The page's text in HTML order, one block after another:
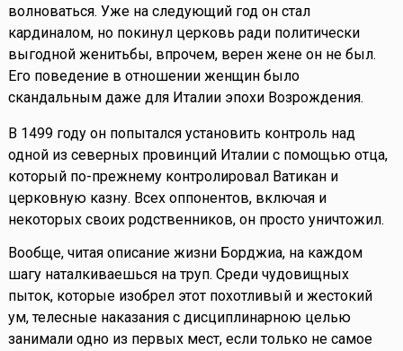
волноваться. Уже на следующий год он стал
кардиналом, но покинул церковь ради политически
выгодной женитьбы, впрочем, верен жене он не был.
Его поведение в отношении женщин было
скандальным даже для Италии эпохи Возрождения.
В 1499 году он попытался установить контроль над
одной из северных провинций Италии с помощью отца,
который по-прежнему контролировал Ватикан и
церковную казну. Всех оппонентов, включая и
некоторых своих родственников, он просто уничтожил.
Вообще, читая описание жизни Борджиа, на каждом
шагу наталкиваешься на труп. Среди чудовищных
пыток, которые изобрел этот похотливый и жестокий
ум, телесные наказания с дисциплинарною целью
занимали одно из первых мест, если только не самое